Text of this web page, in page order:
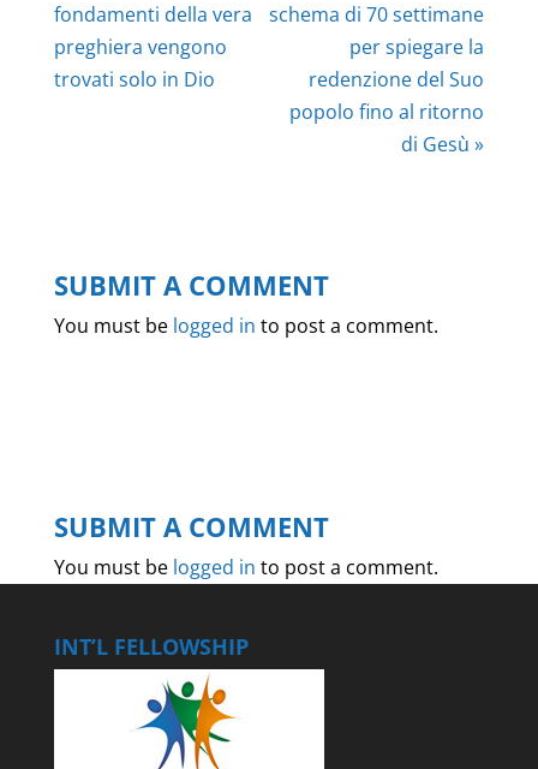
fondamenti della vera
preghiera vengono
trovati solo in Dio
schema di 70 settimane
per spiegare la
redenzione del Suo
popolo fino al ritorno
di Gesù »
SUBMIT A COMMENT
You must be logged in to post a comment.
SUBMIT A COMMENT
You must be logged in to post a comment.
INT’L FELLOWSHIP